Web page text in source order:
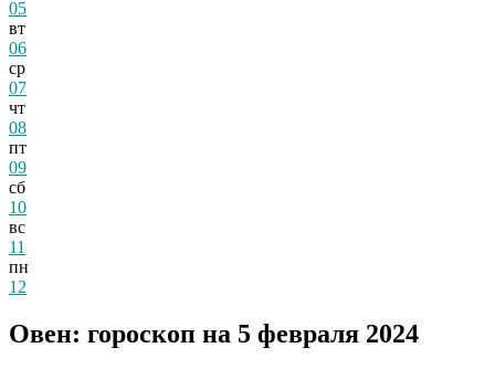
05
вт
06
ср
07
чт
08
пт
09
сб
10
вс
11
пн
12
Овен: гороскоп на 5 февраля 2024